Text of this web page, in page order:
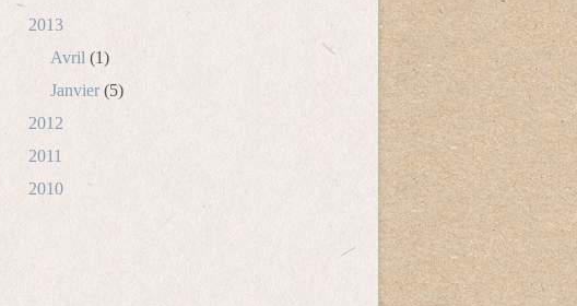
2013
Avril (1)
Janvier (5)
2012
2011
2010